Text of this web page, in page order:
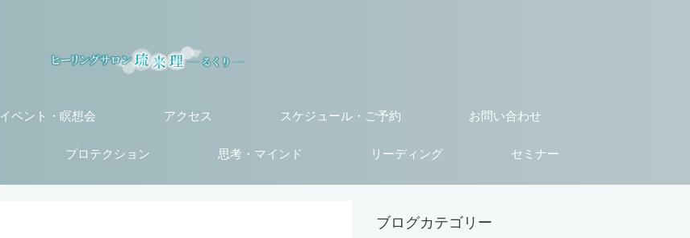
イベント・瞑想会 アクセス スケジュール・ご予約 お問い合わせ
プロテクション 思考・マインド リーディング セミナー
ブログカテゴリー